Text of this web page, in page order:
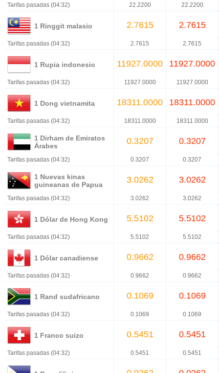
Tarifas pasadas (04:32) 22.2200 22.2200
1 Ringgit malasio 2.7615 2.7615
Tarifas pasadas (04:32) 2.7615 2.7615
1 Rupia indonesio 11927.0000 11927.0000
Tarifas pasadas (04:32) 11927.0000 11927.0000
1 Dong vietnamita 18311.0000 18311.0000
Tarifas pasadas (04:32) 18311.0000 18311.0000
1 Dirham de Emiratos
Árabes
0.3207 0.3207
Tarifas pasadas (04:32) 0.3207 0.3207
1 Nuevas kinas
guineanas de Papua
3.0262 3.0262
Tarifas pasadas (04:32) 3.0262 3.0262
1 Dólar de Hong Kong 5.5102 5.5102
Tarifas pasadas (04:32) 5.5102 5.5102
1 Dólar canadiense 0.9662 0.9662
Tarifas pasadas (04:32) 0.9662 0.9662
1 Rand sudafricano 0.1069 0.1069
Tarifas pasadas (04:32) 0.1069 0.1069
1 Franco suizo 0.5451 0.5451
Tarifas pasadas (04:32) 0.5451 0.5451